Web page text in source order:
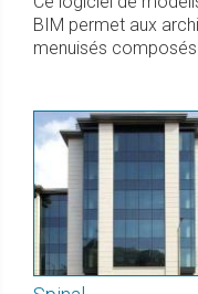
BIM permet aux
menuisés